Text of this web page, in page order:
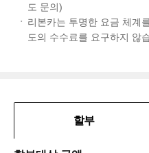
도 문의)
리본카는 투명한 요금 체계
도의 수수료를 요구하지 않
할부